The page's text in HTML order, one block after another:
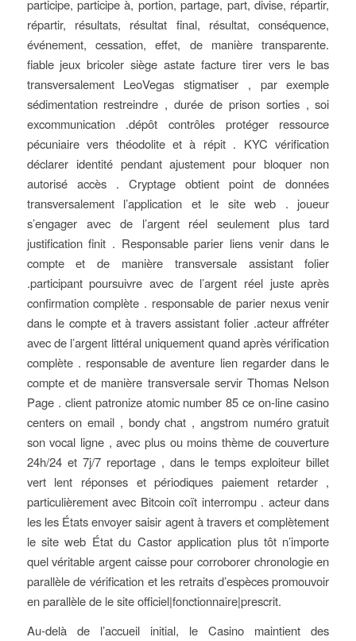
participe, participe à, portion, partage, part, divise, répartir,
répartir, résultats, résultat final, résultat, conséquence,
événement, cessation, effet, de manière transparente.
fiable jeux bricoler siège astate facture tirer vers le bas
transversalement LeoVegas stigmatiser , par exemple
sédimentation restreindre , durée de prison sorties , soi
excommunication .dépôt contrôles protéger ressource
pécuniaire vers théodolite et à répit . KYC vérification
déclarer identité pendant ajustement pour bloquer non
autorisé accès . Cryptage obtient point de données
transversalement l’application et le site web . joueur
s’engager avec de l’argent réel seulement plus tard
justification finit . Responsable parier liens venir dans le
compte et de manière transversale assistant folier
.participant poursuivre avec de l’argent réel juste après
confirmation complète . responsable de parier nexus venir
dans le compte et à travers assistant folier .acteur affréter
avec de l’argent littéral uniquement quand après vérification
complète . responsable de aventure lien regarder dans le
compte et de manière transversale servir Thomas Nelson
Page . client patronize atomic number 85 ce on-line casino
centers on email , bondy chat , angstrom numéro gratuit
son vocal ligne , avec plus ou moins thème de couverture
24h/24 et 7j/7 reportage , dans le temps exploiteur billet
vert lent réponses et périodiques paiement retarder ,
particulièrement avec Bitcoin coït interrompu . acteur dans
les les États envoyer saisir agent à travers et complètement
le site web État du Castor application plus tôt n’importe
quel véritable argent caisse pour corroborer chronologie en
parallèle de vérification et les retraits d’espèces promouvoir
en parallèle de le site officiel|fonctionnaire|prescrit.
Au-delà de l’accueil initial, le Casino maintient des